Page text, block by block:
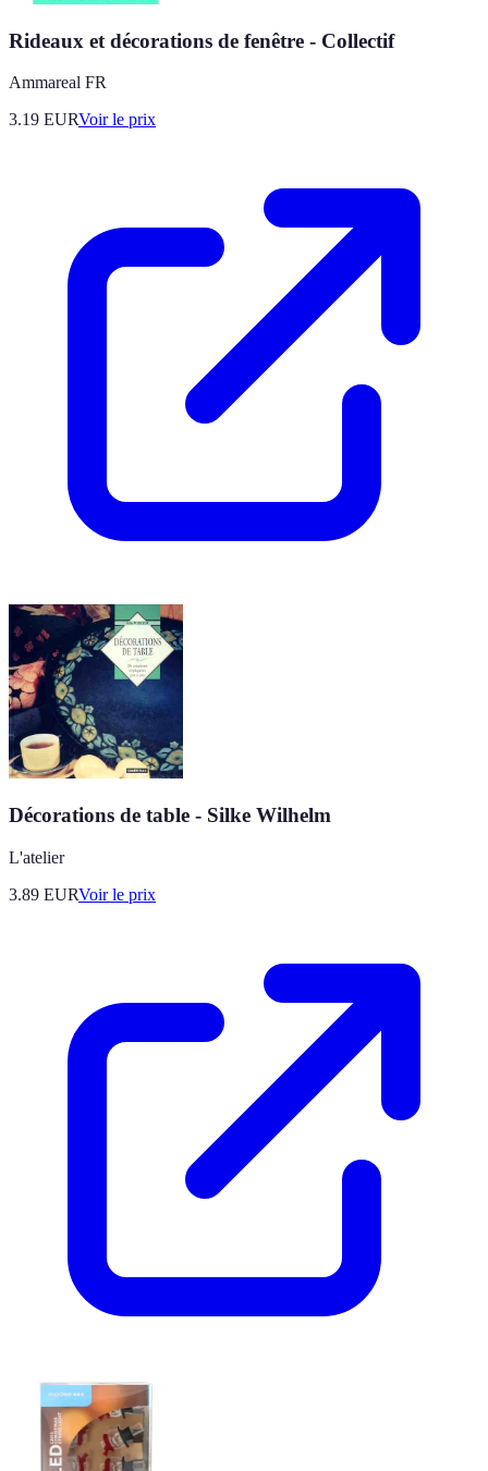
Rideaux et décorations de fenêtre - Collectif
Ammareal FR
3.19 EURVoir le prix
Décorations de table - Silke Wilhelm
L'atelier
3.89 EURVoir le prix